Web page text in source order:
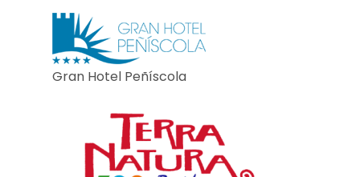
Gran Hotel Peñíscola